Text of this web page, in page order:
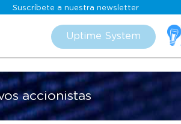
Suscríbete a nuestra newsletter
Uptime System
accionistas